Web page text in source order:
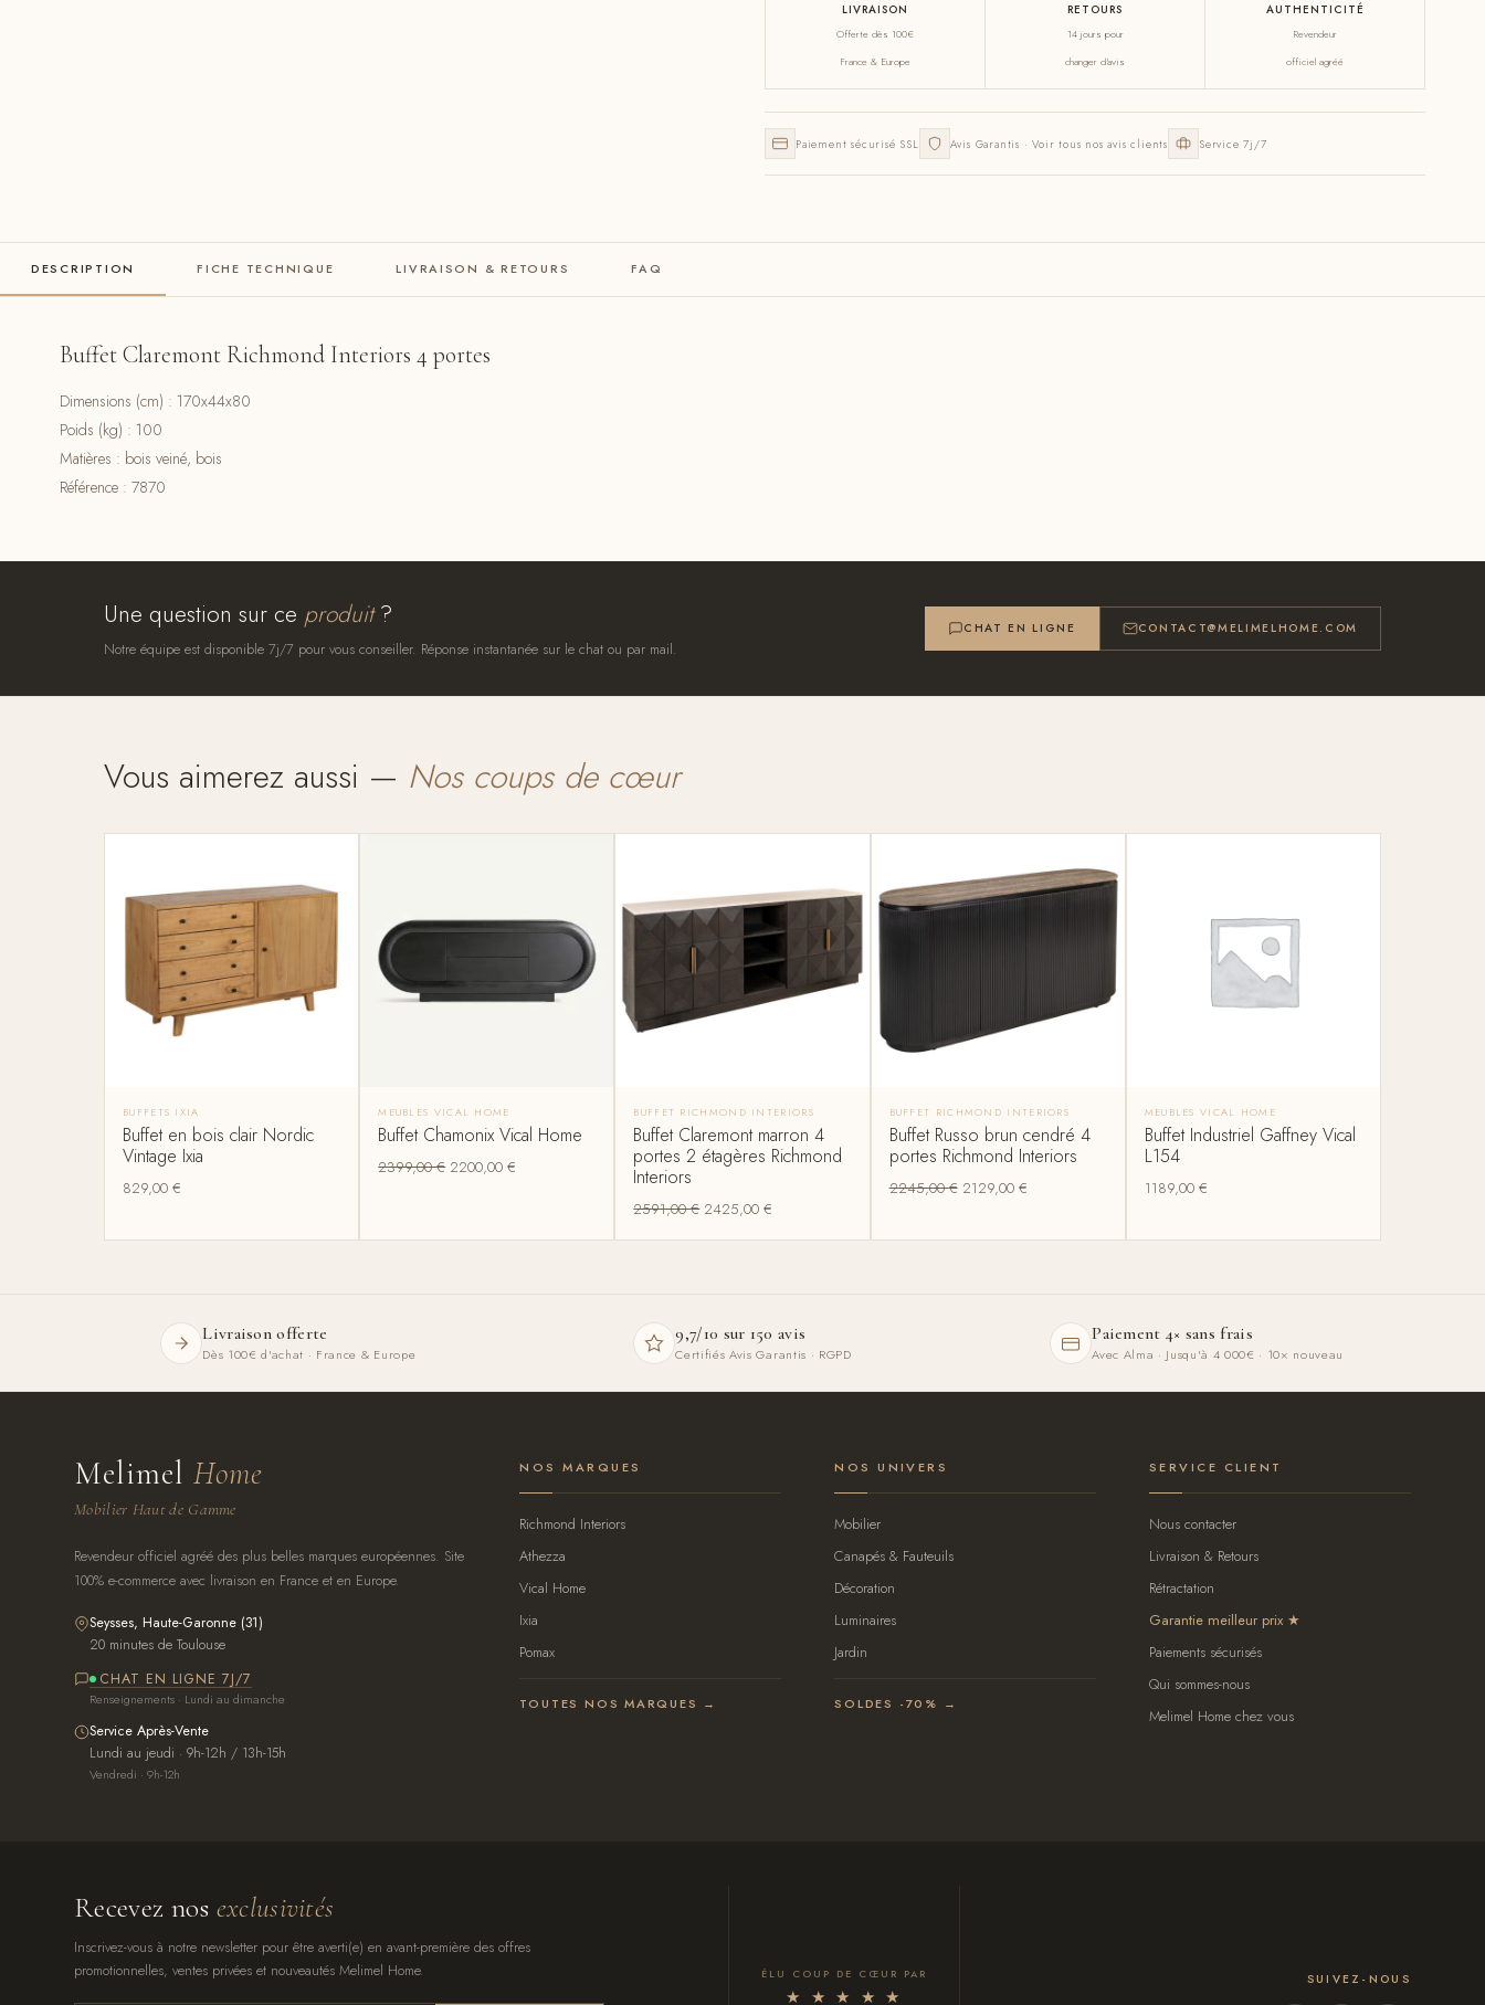
LIVRAISON
Offerte dès 100€
France & Europe
RETOURS
14 jours pour
changer d'avis
AUTHENTICITÉ
Revendeur
officiel agréé
Paiement sécurisé SSL Avis Garantis · Voir tous nos avis clients Service 7j/7
DESCRIPTION FICHE TECHNIQUE LIVRAISON & RETOURS FAQ
Buffet Claremont Richmond Interiors 4 portes
Dimensions (cm) : 170x44x80
Poids (kg) : 100
Matières : bois veiné, bois
Référence : 7870
Une question sur ce produit?
Notre équipe est disponible 7j/7 pour vous conseiller. Réponse instantanée sur le chat ou par mail.
CHAT EN LIGNE CONTACT@MELIMELHOME.COM
Vous aimerez aussi — Nos coups de cœur
BUFFETS IXIA
Buffet en bois clair Nordic
Vintage Ixia
829,00€
MEUBLES VICAL HOME
Buffet Chamonix Vical Home
2399,00€ 2200,00€
BUFFET RICHMOND INTERIORS
Buffet Claremont marron 4
portes 2 étagères Richmond
Interiors
2591,00€ 2425,00€
BUFFET RICHMOND INTERIORS
Buffet Russo brun cendré 4
portes Richmond Interiors
2245,00€ 2129,00 €
MEUBLES VICAL HOME
Buffet Industriel Gaffney Vical
L154
1189,00 €
Livraison offerte
Dès 100€ d'achat · France & Europe
9,7/10 sur 150 avis
Certifiés Avis Garantis · RGPD
Paiement 4× sans frais
Avec Alma · Jusqu'à 4 000€ · 10× nouveau
MelimelHome
Mobilier Haut de Gamme
Revendeur officiel agréé des plus belles marques européennes. Site
100% e-commerce avec livraison en France et en Europe.
Seysses, Haute-Garonne (31)
20 minutes de Toulouse
CHAT EN LIGNE 7J/7
Renseignements · Lundi au dimanche
Service Après-Vente
Lundi au jeudi · 9h-12h / 13h-15h
Vendredi · 9h-12h
NOS MARQUES
Richmond Interiors
Athezza
Vical Home
Ixia
Pomax
TOUTES NOS MARQUES →
NOS UNIVERS
Mobilier
Canapés & Fauteuils
Décoration
Luminaires
Jardin
SOLDES -70% →
SERVICE CLIENT
Nous contacter
Livraison & Retours
Rétractation
Garantie meilleur prix
Paiements sécurisés
Qui sommes-nous
Melimel Home chez vous
Recevez nos exclusivités
Inscrivez-vous à notre newsletter pour être averti(e) en avant-première des offres
promotionnelles, ventes privées et nouveautés Melimel Home.
ÉLU COUP DE CŒUR PAR
★ ★ ★ ★ ★
SUIVEZ-NOUS